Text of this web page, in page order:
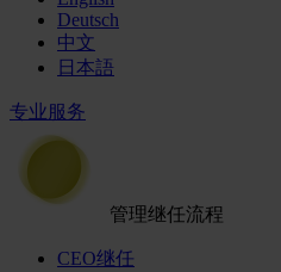
Deutsch
中文
日本語
专业服务
管理继任流程
CEO继任